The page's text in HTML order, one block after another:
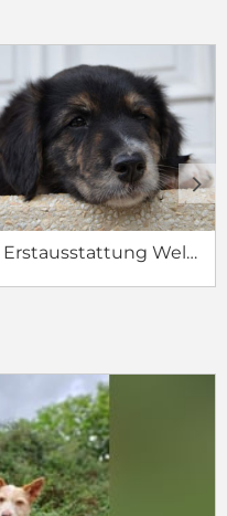
Erstausstattung Welpe
d